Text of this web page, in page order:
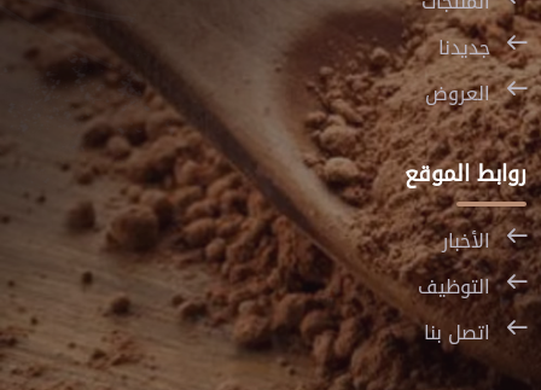
جديدنا
العروض
روابط الموقع
الأخبار
التوظيف
اتصل بنا